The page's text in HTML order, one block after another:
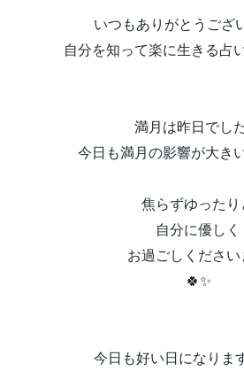
いつもありがとうござ
自分を知って楽に生きる占
満月は昨日でし
今日も満月の影響が大き
焦らずゆったり
自分に優しく
お過ごしくださ
🍀✨
今日も好い日になりま